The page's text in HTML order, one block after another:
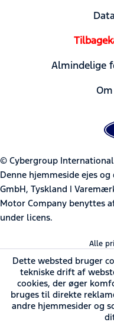
Almindelige
© Cybergroup
Denne hjemmeside ejes
GmbH, Tyskland |
Motor Company benyttes
under licens.
Alle
Dette websted bruger
tekniske drift af
cookies, der øger
bruges til direkte
andre hjemmesider og